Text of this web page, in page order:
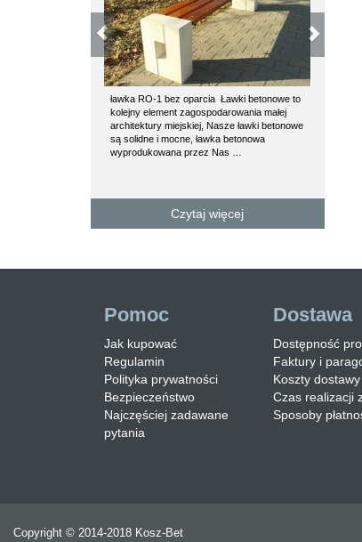
ławka RO-1 bez oparcia Ławki betonowe to
kolejny element zagospodarowania małej
architektury miejskiej, Nasze ławki betonowe
są solidne i mocne, ławka betonowa
wyprodukowana przez Nas …
Czytaj więcej
Pomoc
Jak kupować
Regulamin
Polityka prywatności
Bezpieczeństwo
Najczęściej zadawane
pytania
Dostawa
Dostępność
Faktury i
Koszty dostawy
Czas realizacji
Sposoby
Copyright © 2014-2018 Kosz-Bet